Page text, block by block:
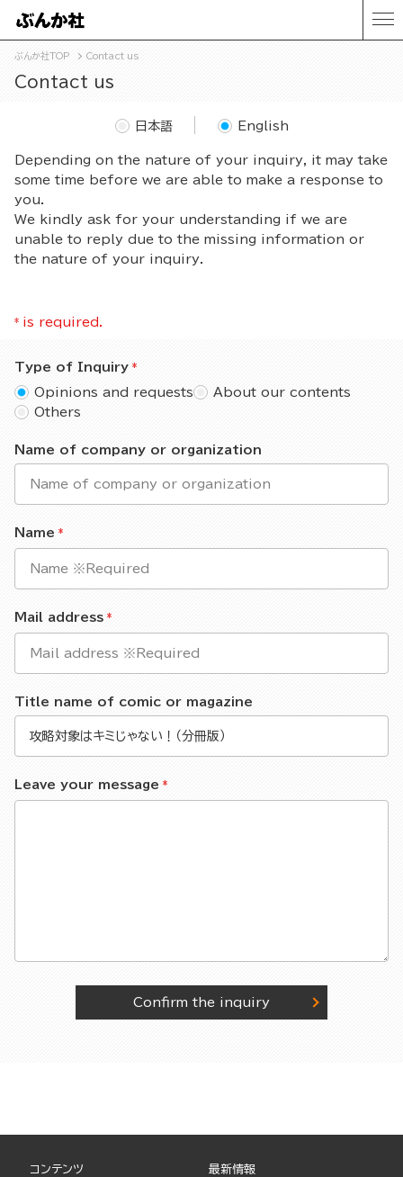
ぶんか社TOP Contact us
Contact us
Depending on the nature of your inquiry, it may take
some time before we are able to make a response to
you.
We kindly ask for your understanding if we are
unable to reply due to the missing information or
the nature of your inquiry.
日本語 English
* is required.
Type of Inquiry
Opinions and requests
About our contents
Others
Name of company or organization
Name
Mail address
Title name of comic or magazine
Leave your message
Confirm the inquiry
コンテンツ 最新情報